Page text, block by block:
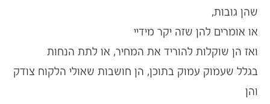
שהן גובות,
או אומרים להן שזה יקר מידיי
ואז הן שוקלות להוריד את המחיר, או לתת הנחות
בגלל שעמוק עמוק בתוכן, הן חושבות שאולי הלקוח צודק
והן